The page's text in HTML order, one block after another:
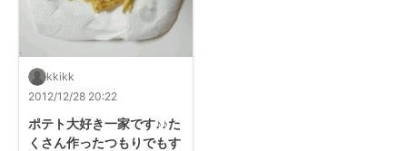
kkikk
2012/12/28 20:22
ポテト大好き一家です♪♪た
くさん作ったつもりでもす